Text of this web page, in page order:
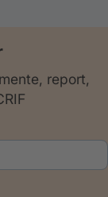
report,